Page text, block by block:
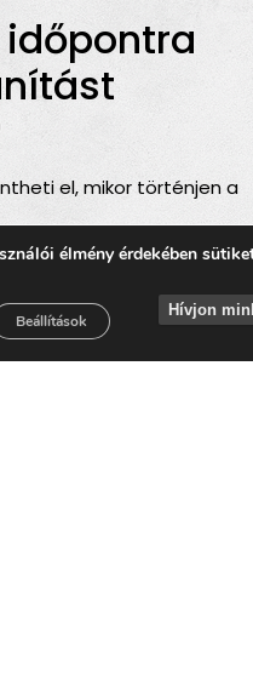
el, mikor történjen a
rakodás, szállítás és
– nem kell közterületre
– felelős, szelektív
élmény érdekében
Beállítások
Hívjon